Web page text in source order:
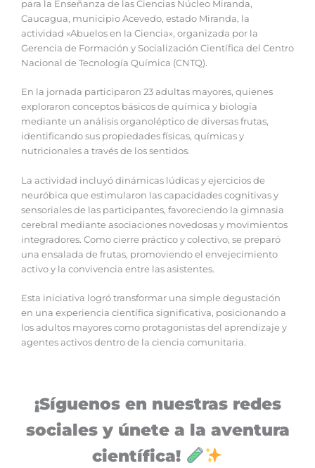
para la Enseñanza de las Ciencias Núcleo Miranda,
Caucagua, municipio Acevedo, estado Miranda, la
actividad «Abuelos en la Ciencia», organizada por la
Gerencia de Formación y Socialización Científica del Centro
Nacional de Tecnología Química (CNTQ).
En la jornada participaron 23 adultas mayores, quienes
exploraron conceptos básicos de química y biología
mediante un análisis organoléptico de diversas frutas,
identificando sus propiedades físicas, químicas y
nutricionales a través de los sentidos.
La actividad incluyó dinámicas lúdicas y ejercicios de
neuróbica que estimularon las capacidades cognitivas y
sensoriales de las participantes, favoreciendo la gimnasia
cerebral mediante asociaciones novedosas y movimientos
integradores. Como cierre práctico y colectivo, se preparó
una ensalada de frutas, promoviendo el envejecimiento
activo y la convivencia entre las asistentes.
Esta iniciativa logró transformar una simple degustación
en una experiencia científica significativa, posicionando a
los adultos mayores como protagonistas del aprendizaje y
agentes activos dentro de la ciencia comunitaria.
¡Síguenos en nuestras redes
sociales y únete a la aventura
científica!